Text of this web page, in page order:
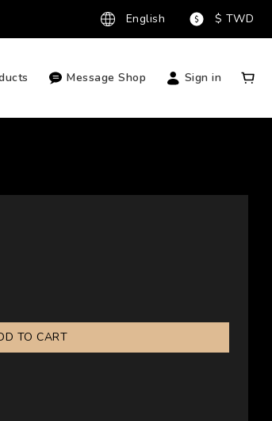
English $ TWD
Message Shop Sign in
TO CART